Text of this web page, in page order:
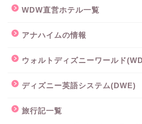
WDW直営ホテル一覧
アナハイムの情報
ウォルトディズニーワールド
ディズニー英語システム(DWE)
旅行記一覧